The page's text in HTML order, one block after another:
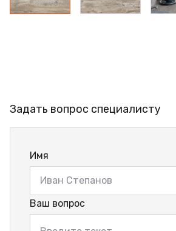
Задать вопрос специалисту
Имя
Ваш вопрос